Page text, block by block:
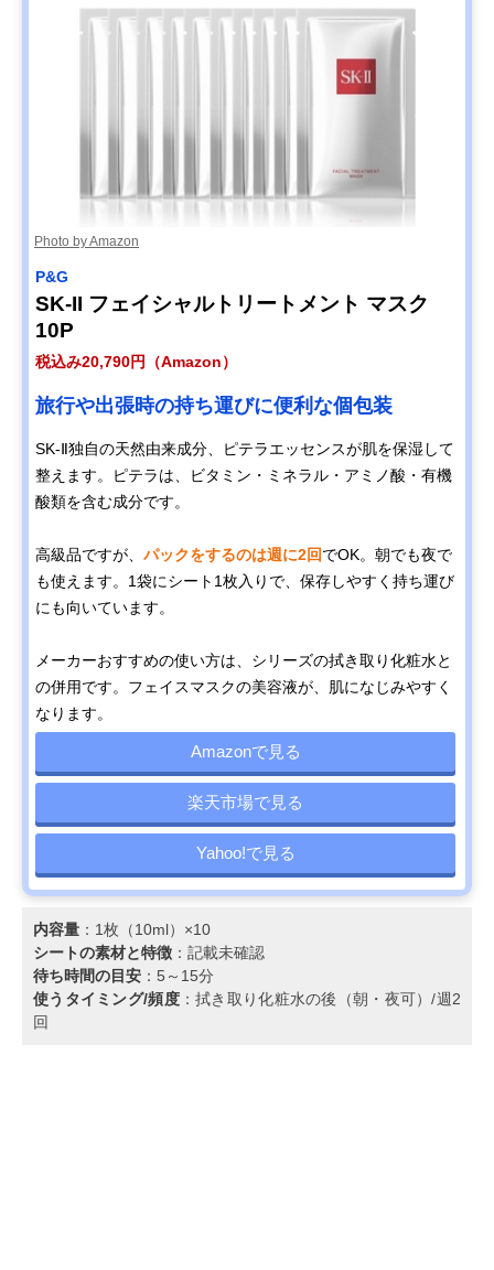
Photo by Amazon
P&G
SK-II フェイシャルトリートメント マスク
10P
税込み20,790円（Amazon）
旅行や出張時の持ち運びに便利な個包装
SK-Ⅱ独自の天然由来成分、ピテラエッセンスが肌を保湿して
整えます。ピテラは、ビタミン・ミネラル・アミノ酸・有機
酸類を含む成分です。
高級品ですが、 パックをするのは週に2回でOK。朝でも夜で
も使えます。1袋にシート1枚入りで、保存しやすく持ち運び
にも向いています。
メーカーおすすめの使い方は、シリーズの拭き取り化粧水と
の併用です。フェイスマスクの美容液が、肌になじみやすく
なります。
Amazonで見る
楽天市場で見る
Yahoo!で見る
内容量 ：1枚（10ml）×10
シートの素材と特徴 ：記載未確認
待ち時間の目安 ：5～15分
使うタイミング/頻度：拭き取り化粧水の後（朝・夜可）/週2
回